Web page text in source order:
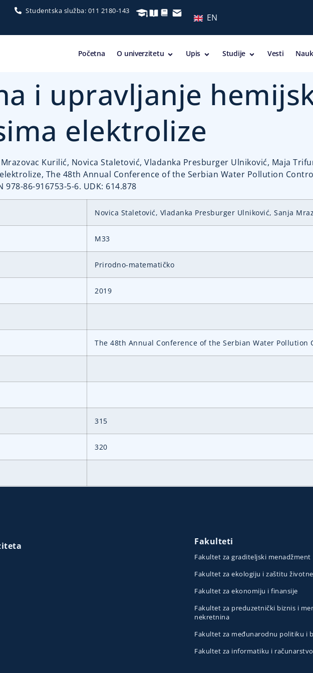
Studentska služba: 011 2180-143
EN
Početna O univerzitetu Upis Studije Vesti
i upravljanje
elektrolize
Kurilić, Novica Staletović, Vladanka Presburger Ulniković, Maja
The 48th Annual Conference of the Serbian Water Pollution
978-86-916753-5-6. UDK: 614.878
Novica Staletović, Vladanka Presburger Ulniković, Sanja
M33
Prirodno-matematičko
2019
The 48th Annual Conference of the Serbian Water Pollution
315
320
Fakulteti
Fakultet za graditeljski menadžment
Fakultet za ekologiju i zaštitu
Fakultet za ekonomiju i finansije
Fakultet za preduzetnički biznis i
nekretnina
Fakultet za međunarodnu politiku i
Fakultet za informatiku i računarstvo